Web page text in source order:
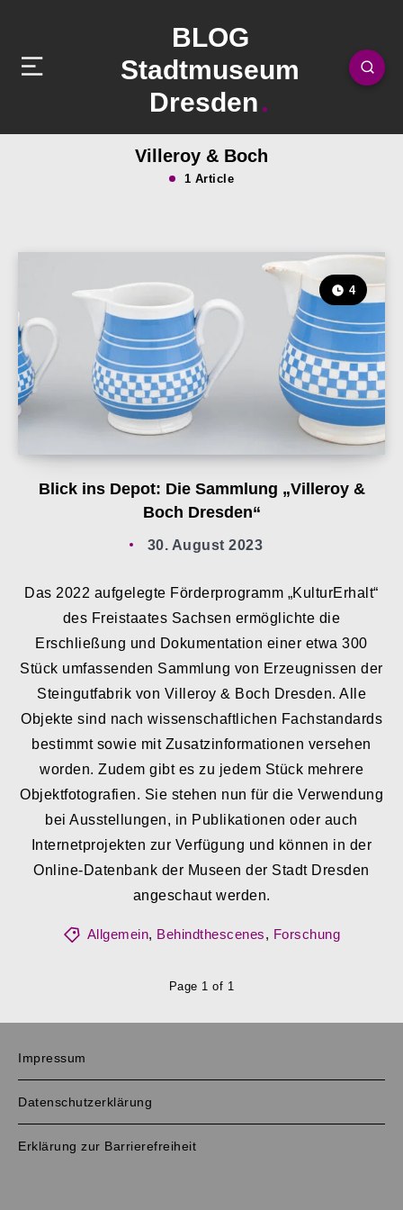
BLOG
Stadtmuseum
Dresden
Villeroy & Boch
1 Article
Blick ins Depot: Die Sammlung „Villeroy &
Boch Dresden“
4
30. August 2023
Das 2022 aufgelegte Förderprogramm „KulturErhalt“
des Freistaates Sachsen ermöglichte die
Erschließung und Dokumentation einer etwa 300
Stück umfassenden Sammlung von Erzeugnissen der
Steingutfabrik von Villeroy & Boch Dresden. Alle
Objekte sind nach wissenschaftlichen Fachstandards
bestimmt sowie mit Zusatzinformationen versehen
worden. Zudem gibt es zu jedem Stück mehrere
Objektfotografien. Sie stehen nun für die Verwendung
bei Ausstellungen, in Publikationen oder auch
Internetprojekten zur Verfügung und können in der
Online-Datenbank der Museen der Stadt Dresden
angeschaut werden.
Allgemein, Behindthescenes, Forschung
Page 1 of 1
Impressum
Datenschutzerklärung
Erklärung zur Barrierefreiheit